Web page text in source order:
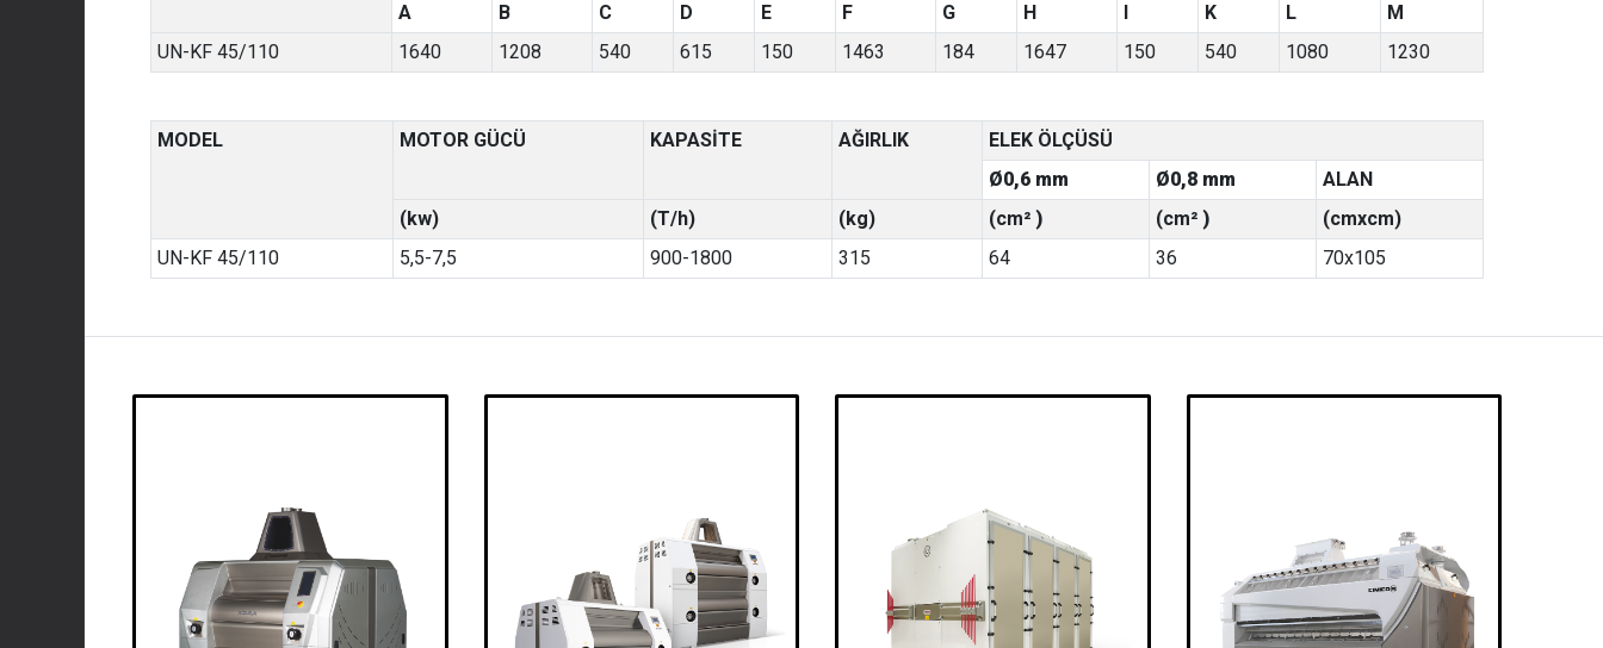
A
B C D E F G H K L
M
UN-KF 45/110
1640 1208 540 615 150 1463 184 1647 150 540 1080 1230
MODEL MOTOR GÜCÜ KAPASİTE AĞIRLIK
ELEK ÖLÇÜSÜ
Ø0,6 mm Ø0,8 mm
ALAN
(kw)
(T/h) (kg) (cm² ) (cm² )
(cmxcm)
UN-KF 45/110
5,5-7,5 900-1800 315 64 36 70x105